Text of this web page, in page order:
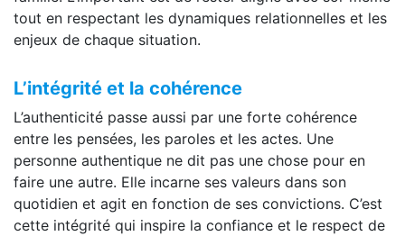
tout en respectant les dynamiques relationnelles et les
enjeux de chaque situation.
L’intégrité et la cohérence
L’authenticité passe aussi par une forte cohérence
entre les pensées, les paroles et les actes. Une
personne authentique ne dit pas une chose pour en
faire une autre. Elle incarne ses valeurs dans son
quotidien et agit en fonction de ses convictions. C’est
cette intégrité qui inspire la confiance et le respect de